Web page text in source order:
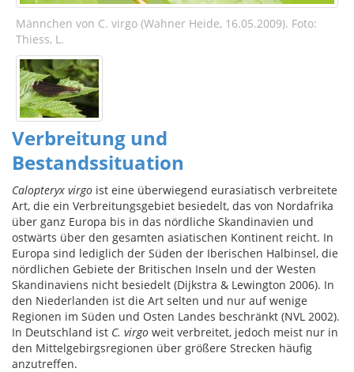
Männchen von C. virgo (Wahner Heide, 16.05.2009). Foto:
Thiess, L.
Verbreitung und
Bestandssituation
Calopteryx virgo ist eine überwiegend eurasiatisch verbreitete
Art, die ein Verbreitungsgebiet besiedelt, das von Nordafrika
über ganz Europa bis in das nördliche Skandinavien und
ostwärts über den gesamten asiatischen Kontinent reicht. In
Europa sind lediglich der Süden der Iberischen Halbinsel, die
nördlichen Gebiete der Britischen Inseln und der Westen
Skandinaviens nicht besiedelt (Dijkstra & Lewington 2006). In
den Niederlanden ist die Art selten und nur auf wenige
Regionen im Süden und Osten Landes beschränkt (NVL 2002).
In Deutschland ist C. virgo weit verbreitet, jedoch meist nur in
den Mittelgebirgsregionen über größere Strecken häufig
anzutreffen.